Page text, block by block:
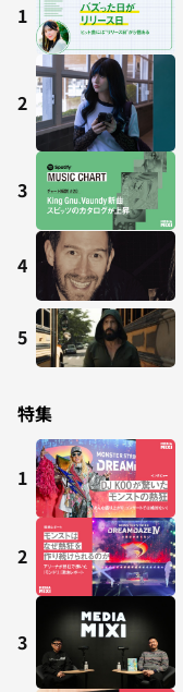
1
2
3
4
5
特集
1
2
3